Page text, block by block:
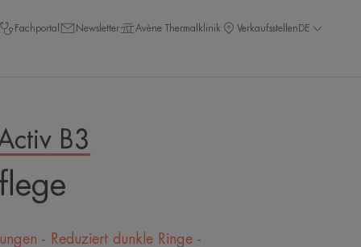
Fachportal Newsletter Avène Thermalklinik Verkaufsstellen DE
B3
- Reduziert dunkle Ringe -